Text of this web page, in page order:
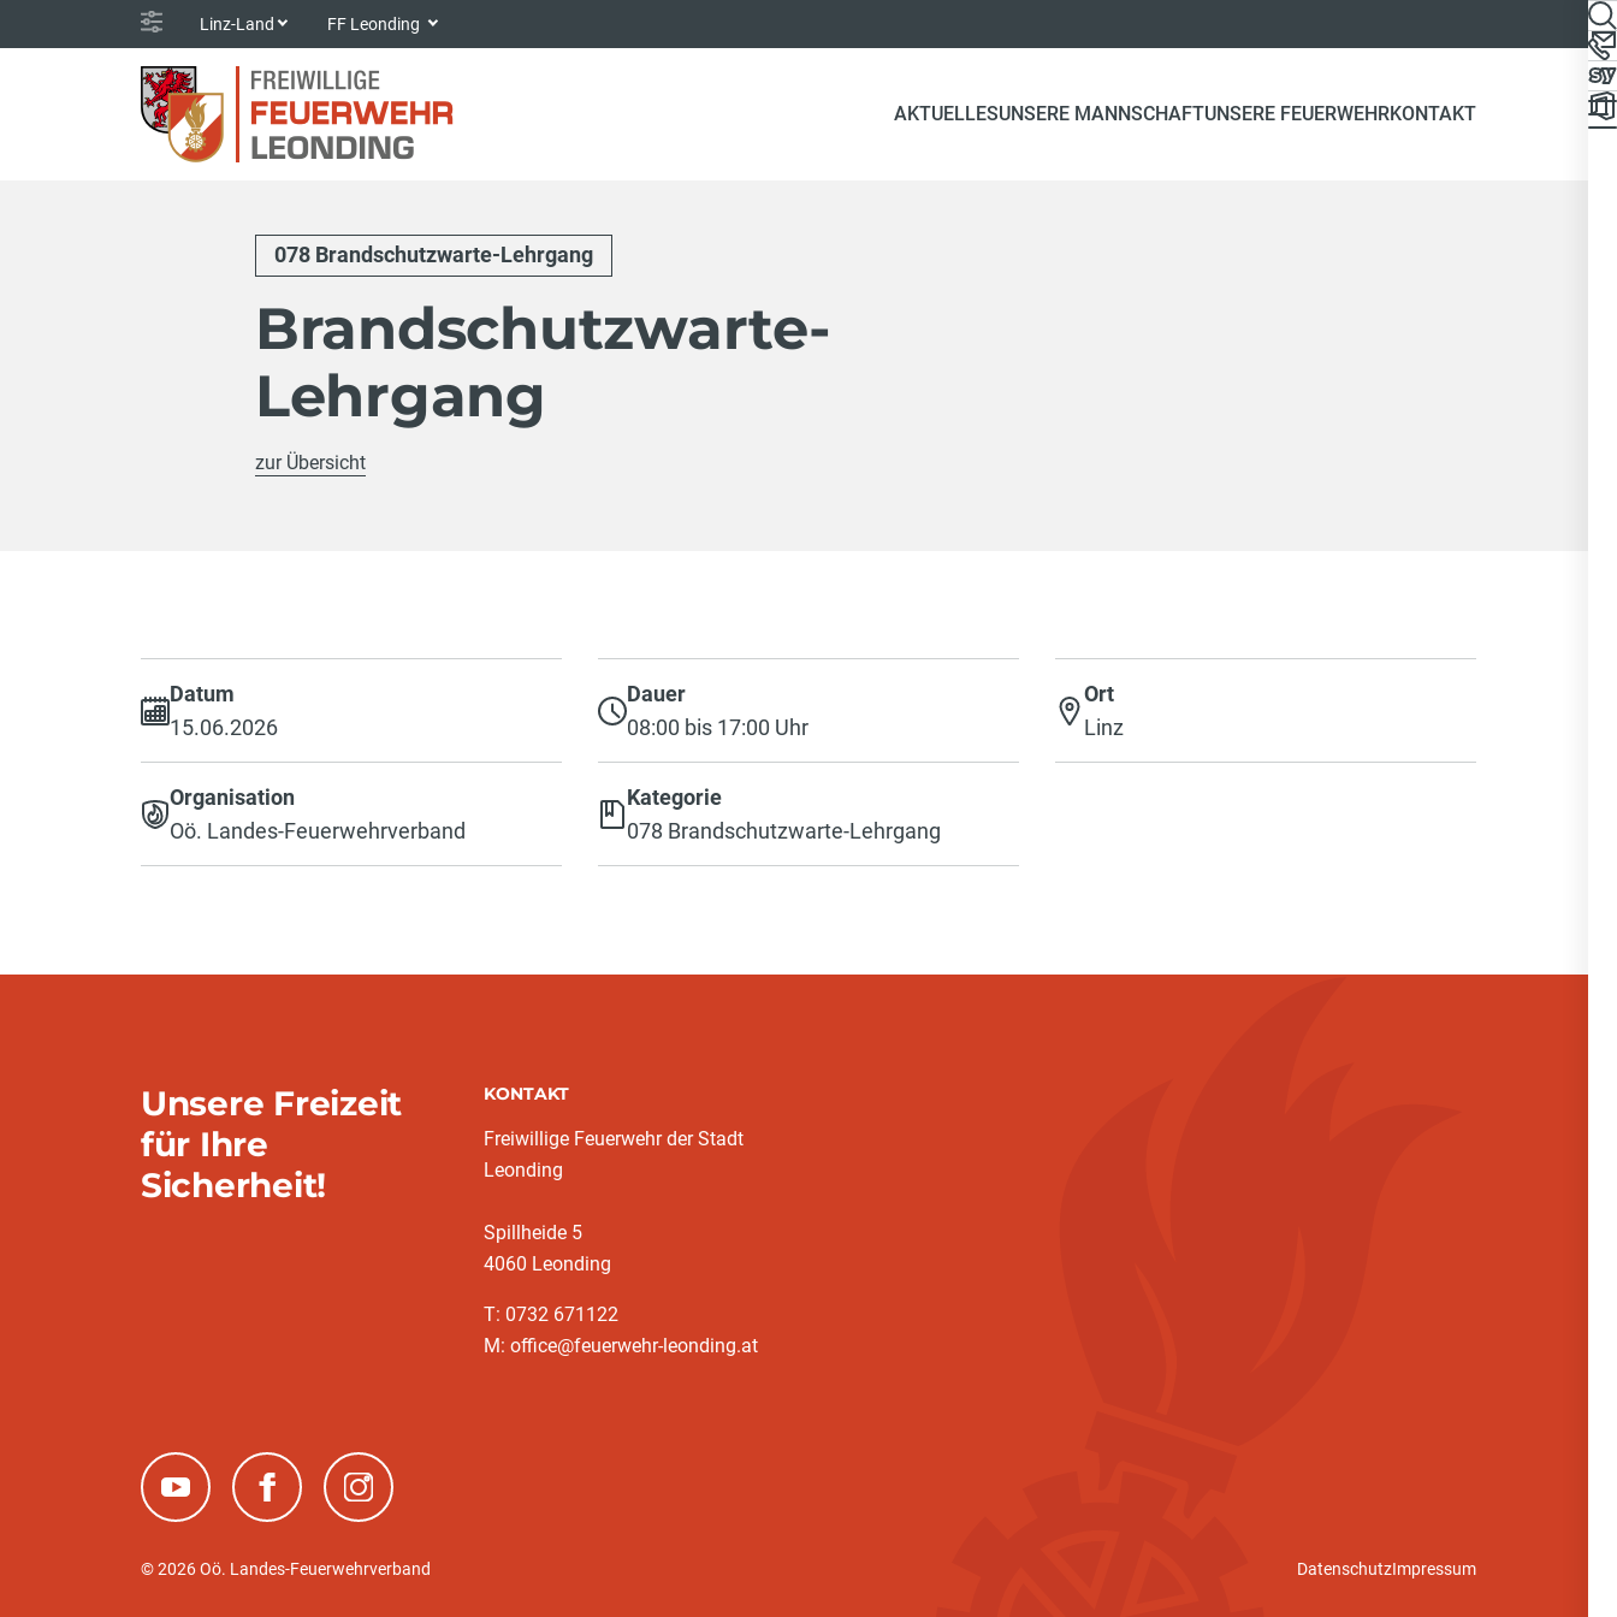
Linz-Land FF Leonding
AKTUELLESUNSERE MANNSCHAFTUNSERE FEUERWEHRKONTAKT
078 Brandschutzwarte-Lehrgang
Brandschutzwarte-
Lehrgang
zur Übersicht
Datum
15.06.2026
Dauer
08:00 bis 17:00 Uhr
Ort
Linz
Organisation
Oö. Landes-Feuerwehrverband
Kategorie
078 Brandschutzwarte-Lehrgang
Unsere Freizeit
für Ihre
Sicherheit!
KONTAKT
Freiwillige Feuerwehr der Stadt
Leonding
Spillheide 5
4060 Leonding
T: 0732 671122
M: office@feuerwehr-leonding.at
(neues Fenster)(neues Fenster)(neues Fenster)
© 2026 Oö. Landes-Feuerwehrverband DatenschutzImpressum